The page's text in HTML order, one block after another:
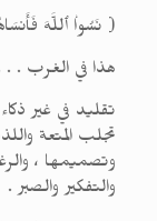
( نَسُواْ ٱللَّهَ
هذا في الغرب . .
تقليد في غير
تجلب المتعة
وتصميمها ،
والتفكير والصبر .